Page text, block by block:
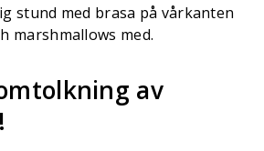
stund med brasa på vårkanten
marshmallows med.
av